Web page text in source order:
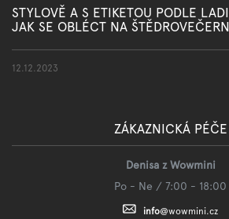
STYLOVĚ A S ETIKETOU PODLE
JAK SE OBLÉCT NA
12.12.2023
ZÁKAZNICKÁ PÉČE
Denisa z Wowmini
Po - Ne / 7:00 - 18:00
info@wowmini.cz